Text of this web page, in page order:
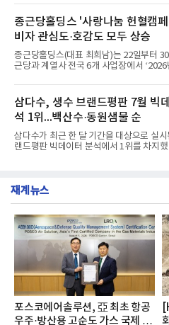
서도
부터 30일까지 서울 원센티널 NH농협캐
층에서 운영했다고 31일 밝혔다.이번 프로
영지원부 홍보팀과 2026년 새로이(e)＊가
했으며, ▲팀장·부장(7.27), ▲계장·주임
장·차장(7.29), ▲대리(7.30) 등 직급별로
쳐 진행됐다.참고로 새로이(e)는 NH농협
세대들로(과장~계장) 구성된 자율 참여조
반에 전파하는 역할
종근당홀딩스 '사랑나눔 헌혈캠
비자 관심도·호감도 모두 상승
종근당홀딩스(대표 최희남)는 22일부터
근당과 계열사 전국 6개 사업장에서
인은 장마와 폭염, 여름휴가 등으로 헌혈
드는 시기에 안정적 혈액 수급에 기여하고
문화를 확산하기 위해 마련됐다.캠페인은
안공장을 시작으로 ▲효종연구소 ▲종근당
산공장 ▲경보제약 아산본사 ▲종근당건
▲종근당 본사 등 전국 6개 사업장에서 릴
으로 이어졌다.캠페인 기간에는 임직원의
증을 한국백혈병
삼다수, 생수 브랜드평판 7월 빅
석 1위...백산수·동원샘물 순
삼다수가 최근 한 달 기간을 대상으로 실시
랜드평판 빅데이터 분석에서 1위를 차지
까지 수집된 소비자 빅데이터 3,702,555건
터는 지난 4월(3,435,836건) 대비 7.76%
치다.연구소에 따르면 7월 생수 브랜드평
다수, 백산수, 동원샘물, 스파클, 아이시스
몽베스트, 크리스탈, 풀무원샘물, 평창수,
진로 석수,
재계뉴스
포스코에어솔루션, 亞 최초 항공
우주·방산용 고순도 가스 국제 인